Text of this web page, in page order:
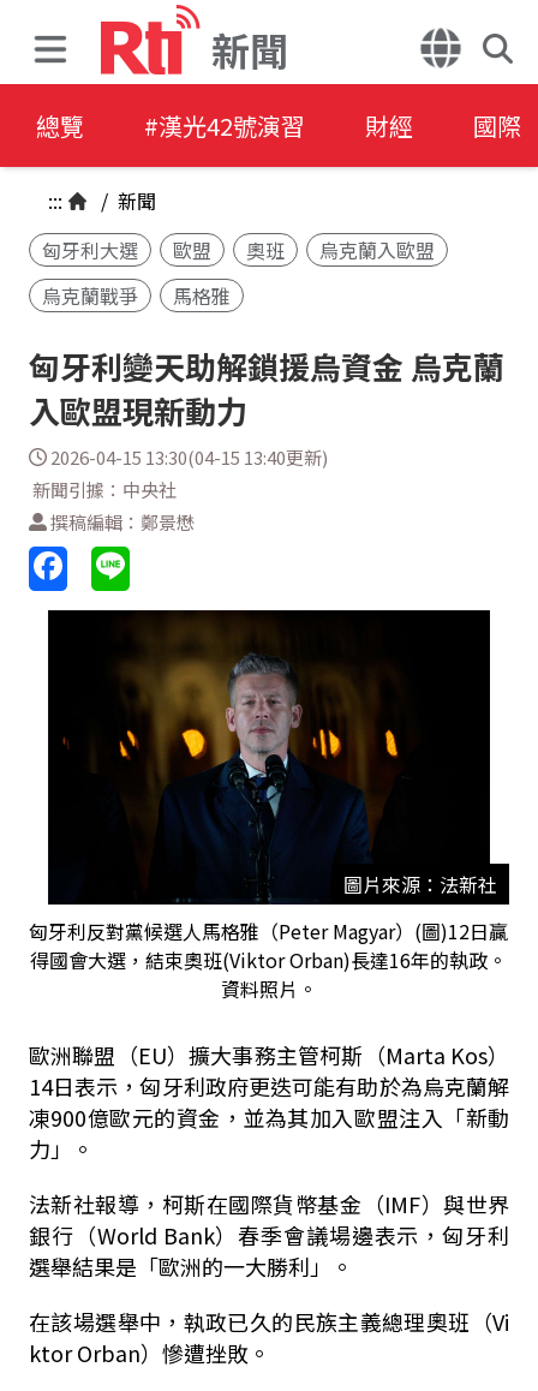
新聞
總覽 #漢光42號演習 財經 國際
::: / 新聞
匈牙利大選
歐盟 奧班
烏克蘭入歐盟
烏克蘭戰爭
馬格雅
匈牙利變天助解鎖援烏資金 烏克蘭
入歐盟現新動力
2026-04-15 13:30(04-15 13:40更新)
新聞引據：中央社
撰稿編輯：鄭景懋
圖片來源：法新社
匈牙利反對黨候選人馬格雅（Peter Magyar）(圖)12日贏
得國會大選，結束奧班(Viktor Orban)長達16年的執政。
資料照片。
歐洲聯盟（EU）擴大事務主管柯斯（Marta Kos）
14日表示，匈牙利政府更迭可能有助於為烏克蘭解
凍900億歐元的資金，並為其加入歐盟注入「新動
力」。
法新社報導，柯斯在國際貨幣基金（IMF）與世界
銀行（World Bank）春季會議場邊表示，匈牙利
選舉結果是「歐洲的一大勝利」。
在該場選舉中，執政已久的民族主義總理奧班（Vi
ktor Orban）慘遭挫敗。